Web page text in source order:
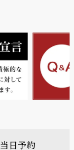
当日予約